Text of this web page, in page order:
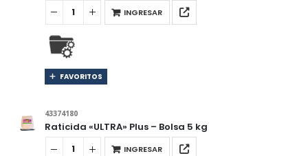
INGRESAR
FAVORITOS
43374180
Raticida «ULTRA» Plus – Bolsa 5 kg
INGRESAR